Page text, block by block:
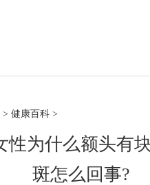
> 健康百科 >
性为什么额头有
斑怎么回事?